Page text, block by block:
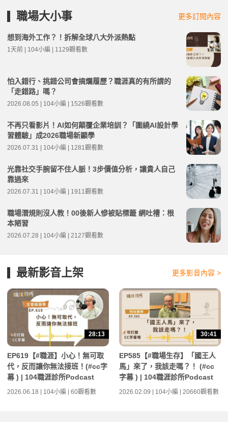
職場大小事 更多訂閱內容
想到海外工作？！拆解全球八大外派熱點
1天前 | 104小編 | 1129觀看數
怕入錯行、挑錯公司會搞爛履歷？職涯真的有所謂的
「走錯路」嗎？
2026.08.05 | 104小編 | 1526觀看數
不再只看影片！AI如何顛覆企業培訓？「圍繞AI設計學
習體驗」成2026職場新顯學
2026.07.31 | 104小編 | 1281觀看數
光靠社交手腕留不住人脈！3步價值分析，讓貴人自己
靠過來
2026.07.31 | 104小編 | 1911觀看數
職場潛規則沒人教！00後新人慘被貼標籤 網吐槽：根
本陋習
2026.07.28 | 104小編 | 2127觀看數
最新影音上架 更多影音內容 >
28:13
EP619【#職涯】小心！無可取
代，反而讓你無法接班！(#cc字
幕 ) | 104職涯診所Podcast
2026.06.18 | 104小編 | 60觀看數
30:41
EP585【#職場生存】「國王人
馬」來了，我該走嗎？！ (#cc
字幕 ) | 104職涯診所Podcast
2026.02.09 | 104小編 | 20660觀看數